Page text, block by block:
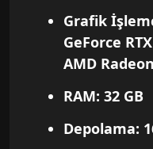
Grafik
GeForce
AMD
RAM: 32 GB
Depolama: